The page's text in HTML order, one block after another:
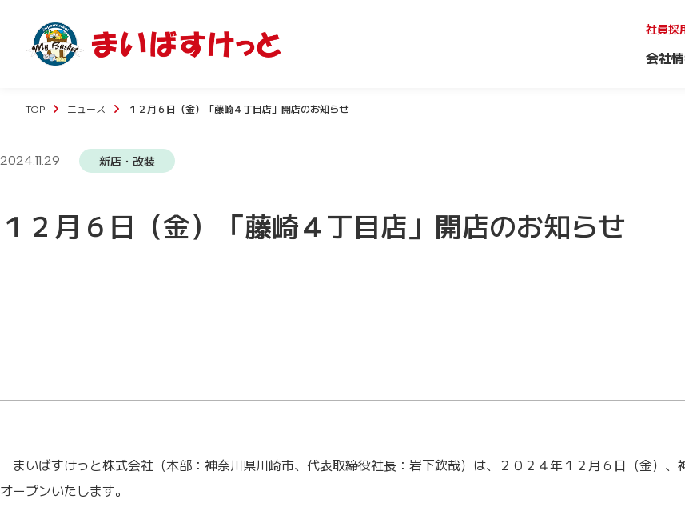
社員採
会社
TOP ニュース １２月６日（金）「藤崎４丁目店」開店のお知らせ
2024.11.29 新店・改装
１２月６日（金）「藤崎４丁目店」開店のお知らせ
まいばすけっと株式会社（本部：神奈川県川崎市、代表取締役社長：岩下欽哉）は、２０２４年１２月６日（金）、
オープンいたします。